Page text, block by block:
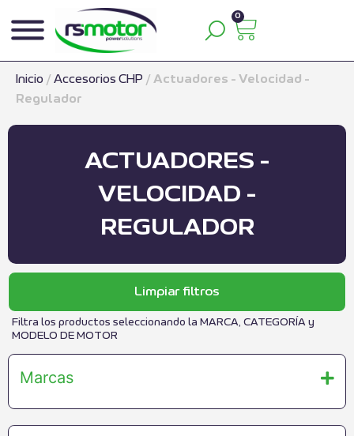
0
Inicio / Accesorios CHP / Actuadores - Velocidad -
Regulador
ACTUADORES -
VELOCIDAD -
REGULADOR
Limpiar filtros
Filtra los productos seleccionando la MARCA, CATEGORÍA y
MODELO DE MOTOR
Marcas